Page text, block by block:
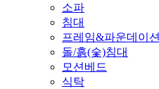
소파
침대
프레임&파운데이션
돌/흙(숯)침대
모션베드
식탁